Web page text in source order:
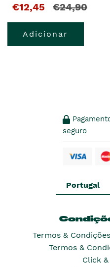
€12,45 €24,90
Adicionar
seguro
Portugal
Termos &
Termos &
Click